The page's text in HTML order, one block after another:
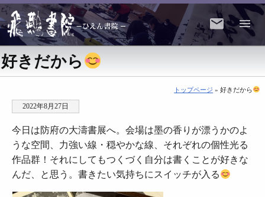
好きだから
トップページ » 好きだから
2022年8月27日
今日は防府の大濤書展へ。会場は墨の香りが漂うかのよ
うな空間、力強い線・穏やかな線、それぞれの個性光る
作品群！それにしてもつくづく自分は書くことが好きな
んだ、と思う。書きたい気持ちにスイッチが入る